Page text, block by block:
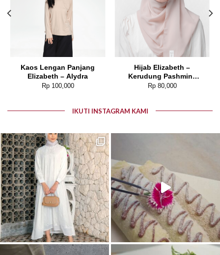
Kaos Lengan Panjang
Elizabeth – Alydra
Rp100,000
Hijab Elizabeth –
Kerudung Pashmina
Polos 5180-0567
Rp80,000
IKUTI INSTAGRAM KAMI